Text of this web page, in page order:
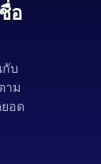
อ
บ
าม
อด